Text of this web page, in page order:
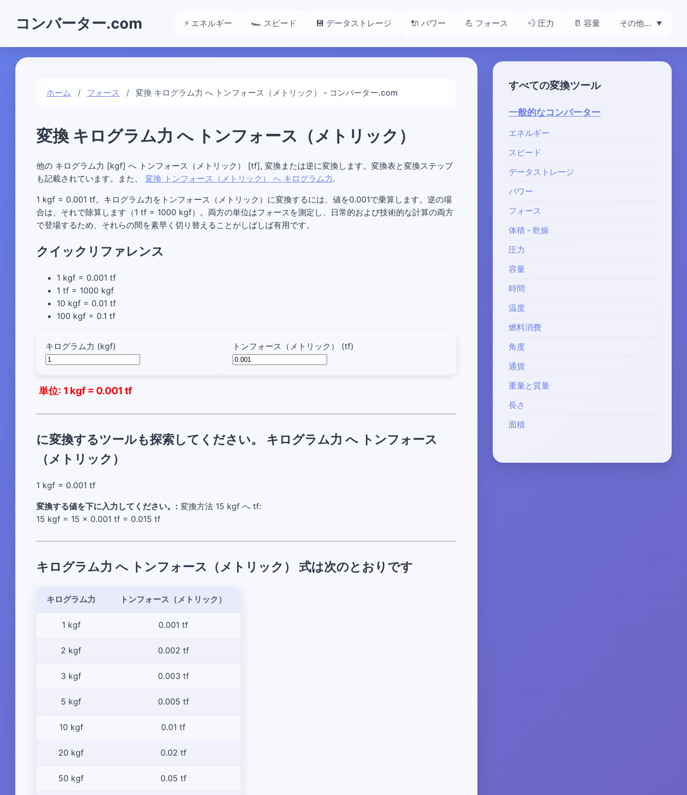
コンバーター.com ⚡ エネルギー 🏎️ スピード 💾 データストレージ 🔌 パワー 💪 フォース 💨 圧力 🥛 容量 その他...
ホーム フォース 変換 キログラム力 へ トンフォース（メトリック） - コンバーター.com
変換 キログラム力 へ トンフォース（メトリック）
他の キログラム力 [kgf] へ トンフォース（メトリック） [tf], 変換または逆に変換します。変換表と変換ステップ
も記載されています。また、 変換 トンフォース（メトリック） へ キログラム力.
1 kgf = 0.001 tf。キログラム力をトンフォース（メトリック）に変換するには、値を0.001で乗算します。逆の場
合は、それで除算します（1 tf = 1000 kgf）。両方の単位はフォースを測定し、日常的および技術的な計算の両方
で登場するため、それらの間を素早く切り替えることがしばしば有用です。
クイックリファレンス
1 kgf = 0.001 tf
1 tf = 1000 kgf
10 kgf = 0.01 tf
100 kgf = 0.1 tf
キログラム力 (kgf) トンフォース（メトリック） (tf)
単位: 1 kgf = 0.001 tf
に変換するツールも探索してください。 キログラム力 へ トンフォース
（メトリック）
1 kgf = 0.001 tf
変換する値を下に入力してください。: 変換方法 15 kgf へ tf:
15 kgf = 15 × 0.001 tf = 0.015 tf
キログラム力 へ トンフォース（メトリック） 式は次のとおりです
キログラム力 トンフォース（メトリック）
1 kgf 0.001 tf
2 kgf 0.002 tf
3 kgf 0.003 tf
5 kgf 0.005 tf
10 kgf 0.01 tf
20 kgf 0.02 tf
50 kgf 0.05 tf
すべての変換ツール
一般的なコンバーター
エネルギー
スピード
データストレージ
パワー
フォース
体積 - 乾燥
圧力
容量
時間
温度
燃料消費
角度
通貨
重量と質量
長さ
面積